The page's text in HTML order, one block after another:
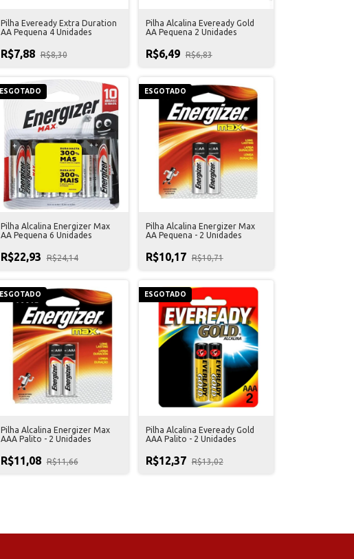
Pilha Eveready Extra Duration
AA Pequena 4 Unidades
R$7,88 R$8,30
Pilha Alcalina Eveready Gold
AA Pequena 2 Unidades
R$6,49 R$6,83
ESGOTADO
Pilha Alcalina Energizer Max
AA Pequena 6 Unidades
R$22,93 R$24,14
ESGOTADO
Pilha Alcalina Energizer Max
AA Pequena - 2 Unidades
R$10,17 R$10,71
ESGOTADO
Pilha Alcalina Energizer Max
AAA Palito - 2 Unidades
R$11,08 R$11,66
ESGOTADO
Pilha Alcalina Eveready Gold
AAA Palito - 2 Unidades
R$12,37 R$13,02